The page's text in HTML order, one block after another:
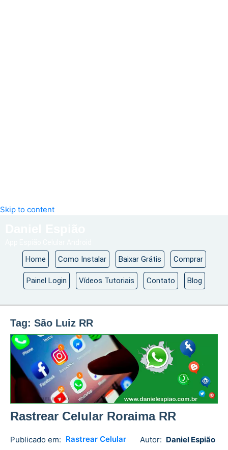
Skip to content
Home Como Instalar Baixar Grátis Comprar
Painel Login Vídeos Tutoriais Contato Blog
Tag: São Luiz RR
Rastrear Celular Roraima RR
Publicado em: Rastrear Celular Autor: Daniel Espião
Daniel
No